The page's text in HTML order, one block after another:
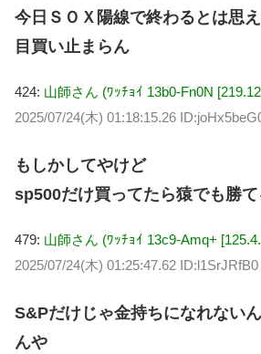
今日ＳＯＸ陽線で終わるとは思
目買い止まらん
424: 山師さん (ﾜｯﾁｮｲ 13b0-Fn0N
2025/07/24(木) 01:18:15.26
もしかしてやけど
sp500だけ買ってたら猿でも勝て
479: 山師さん (ﾜｯﾁｮｲ 13c9-Amq+
2025/07/24(木) 01:25:47.62 ID:l1SrJRfB0
S&Pだけじゃ金持ちになれない
んや